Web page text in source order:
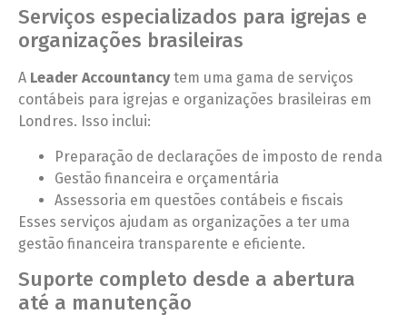
Serviços especializados para igrejas e
organizações brasileiras
A Leader Accountancytem uma gama de serviços
contábeis para igrejas e organizações brasileiras em
Londres. Isso inclui:
Preparação de declarações de imposto de renda
Gestão financeira e orçamentária
Assessoria em questões contábeis e fiscais
Esses serviços ajudam as organizações a ter uma
gestão financeira transparente e eficiente.
Suporte completo desde a abertura
até a manutenção